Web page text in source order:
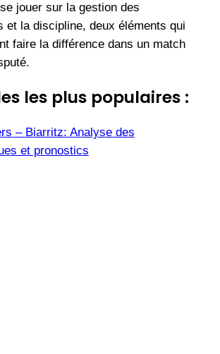
jouer sur la gestion des
et la discipline, deux éléments qui
faire la différence dans un match
les plus populaires :
– Biarritz: Analyse des
et pronostics